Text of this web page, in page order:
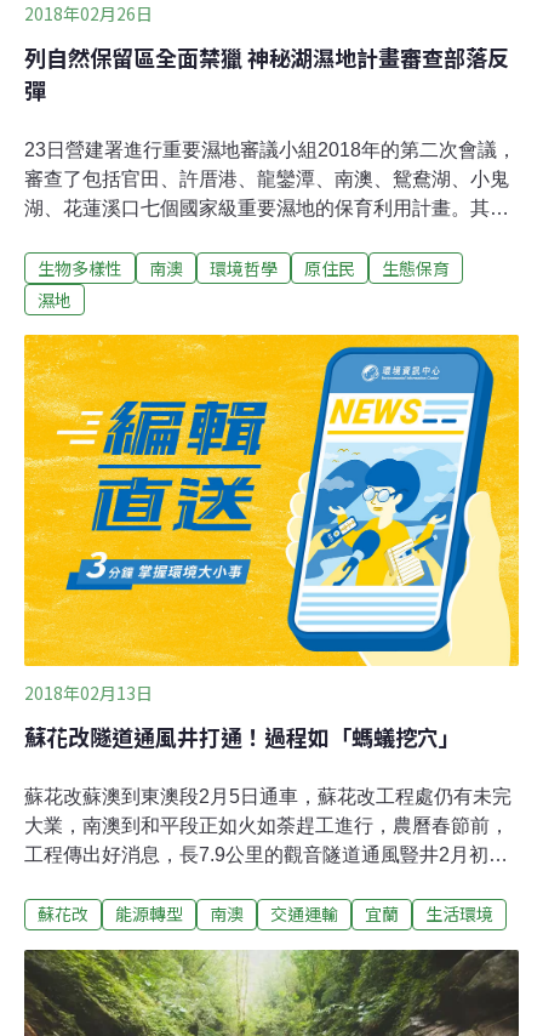
2018年02月26日
列自然保留區全面禁獵 神秘湖濕地計畫審查部落反
彈
23日營建署進行重要濕地審議小組2018年的第二次會議，
審查了包括官田、許厝港、龍鑾潭、南澳、鴛鴦湖、小鬼
湖、花蓮溪口七個國家級重要濕地的保育利用計畫。其中
保留區而限制狩獵等活動，而面臨爭議。南澳重要濕地位
於當地泰雅族人口中的「神秘湖」，是國家級也有國際級
大半面積與原始闊葉林自然保留區、林班地部分重疊。農
委會林務局羅東林管處表示，與自然保留區重疊者劃為核
心保育區，其餘則屬於環教、其他區。羅東林管處並提出
未來將進行長期監測等經營、維護計畫。雖然營建署、林
務局、原民會等部會紛紛確認南澳重要濕地的確都屬當地
泰雅族七部落傳統領域，但依《文資法》劃為自然保留區
的部分，也就是南澳濕地的核心保育區，目前不得進行狩
獵、耕種等利用行為。僅有環教、其他區可以依照《原基
法》第19條，允許傳統祭儀、非營利自用的狩
生物多樣性 南澳 環境哲學 原住民
生態保育
濕地
2018年02月13日
蘇花改隧道通風井打通！過程如「螞蟻挖穴」
蘇花改蘇澳到東澳段2月5日通車，蘇花改工程處仍有未完
大業，南澳到和平段正如火如荼趕工進行，農曆春節前，
工程傳出好消息，長7.9公里的觀音隧道通風豎井2月初順
程，人員利用舊北迴隧道既有的中斜坑施工，在山中靠坑
方通風管路加裝機器抽排，通風管路與隧道間則靠「豎
井」連接。觀音隧道長達7.9公里，無論施工中或未來營運
時，隧道的通風極其重要，也是確保人員安全的必須工
蘇花改 能源轉型 南澳 交通運輸 宜蘭 生活環境